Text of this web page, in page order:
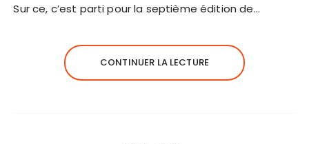
Sur ce, c’est parti pour la septième édition de…
CONTINUER LA LECTURE